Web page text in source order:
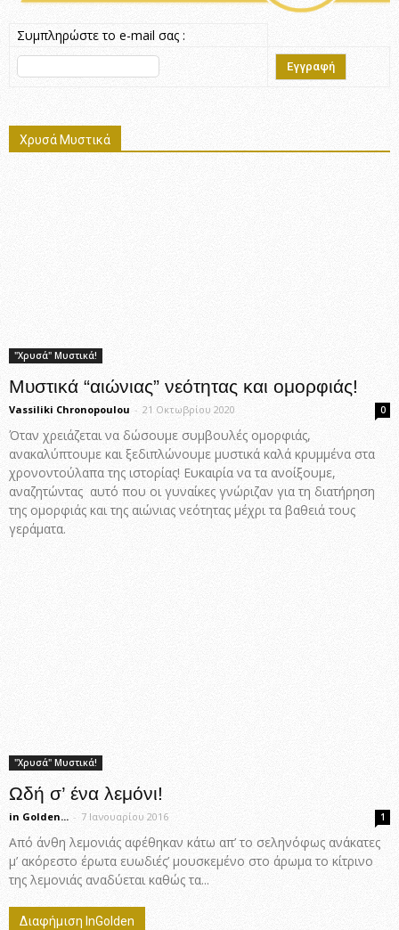
Συμπληρώστε το e-mail σας :
Χρυσά Μυστικά
"Χρυσά" Μυστικά!
Μυστικά “αιώνιας” νεότητας και ομορφιάς!
Vassiliki Chronopoulou - 21 Οκτωβρίου 2020 0
Όταν χρειάζεται να δώσουμε συμβουλές ομορφιάς,
ανακαλύπτουμε και ξεδιπλώνουμε μυστικά καλά κρυμμένα στα
χρονοντούλαπα της ιστορίας! Ευκαιρία να τα ανοίξουμε,
αναζητώντας αυτό που οι γυναίκες γνώριζαν για τη διατήρηση
της ομορφιάς και της αιώνιας νεότητας μέχρι τα βαθειά τους
γεράματα.
"Χρυσά" Μυστικά!
Ωδή σ’ ένα λεμόνι!
in Golden... - 7 Ιανουαρίου 2016 1
Από άνθη λεμονιάς αφέθηκαν κάτω απ’ το σεληνόφως ανάκατες
μ’ ακόρεστο έρωτα ευωδιές’ μουσκεμένο στο άρωμα το κίτρινο
της λεμονιάς αναδύεται καθώς τα...
Διαφήμιση InGolden